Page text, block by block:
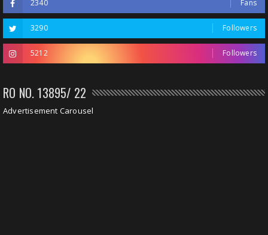
2340 Fans
3290 Followers
5212 Followers
RO NO. 13895/ 22
Advertisement Carousel